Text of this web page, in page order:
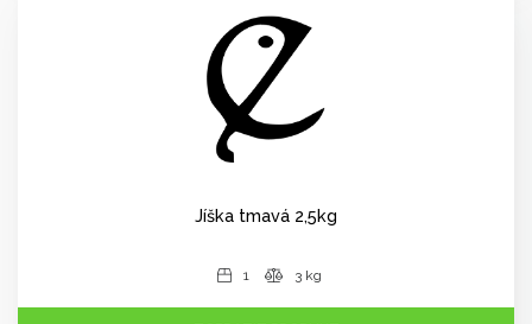
Jíška tmavá 2,5kg
1 3 kg